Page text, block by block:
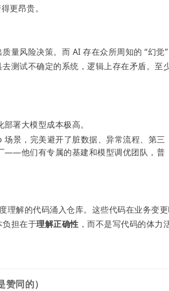
更昂贵。
量风险决策。而 AI 存在众所周知的 “幻觉
测试不确定的系统，逻辑上存在矛盾。至
署大模型成本极高。
场景，完美避开了脏数据、异常流程、第三
——他们有专属的基建和模型调优团队，普
理解的代码涌入仓库。这些代码在业务变
负担在于理解正确性 ，而不是写代码的体力
同的）